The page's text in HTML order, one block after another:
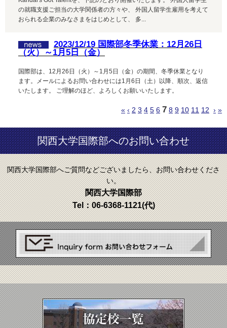
の就職支援ご担当の大学関係者の方々や、 外国人留学生雇用を考えて
おられる企業のみなさまをはじめとして、 多...
2023/12/19 国際部冬季休業：12月26日
（火）～1月5日（金）
国際部は、12月26日（火）～1月5日（金）の期間、冬季休業となり
ます。メールによるお問い合わせには1月6日（土）以降、順次、返信
いたします。 ご理解のほど、よろしくお願いいたします。
« ‹ 2 3 4 5 6 7 8 9 10 11 12 › »
関西大学国際部へのお問い合わせ
関西大学国際部へご質問などございましたら、お問い合わせくださ
い。
関西大学国際部
Tel：06-6368-1121(代)